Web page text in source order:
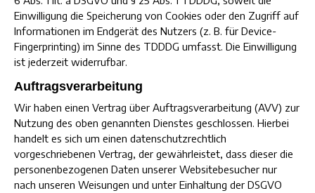
Einwilligung die Speicherung von Cookies oder den Zugriff auf
Informationen im Endgerät des Nutzers (z. B. für Device-
Fingerprinting) im Sinne des TDDDG umfasst. Die Einwilligung
ist jederzeit widerrufbar.
Auftragsverarbeitung
Wir haben einen Vertrag über Auftragsverarbeitung (AVV) zur
Nutzung des oben genannten Dienstes geschlossen. Hierbei
handelt es sich um einen datenschutzrechtlich
vorgeschriebenen Vertrag, der gewährleistet, dass dieser die
personenbezogenen Daten unserer Websitebesucher nur
nach unseren Weisungen und unter Einhaltung der DSGVO